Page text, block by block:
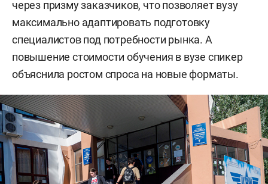
через призму заказчиков, что позволяет вузу
максимально адаптировать подготовку
специалистов под потребности рынка. А
повышение стоимости обучения в вузе спикер
объяснила ростом спроса на новые форматы.